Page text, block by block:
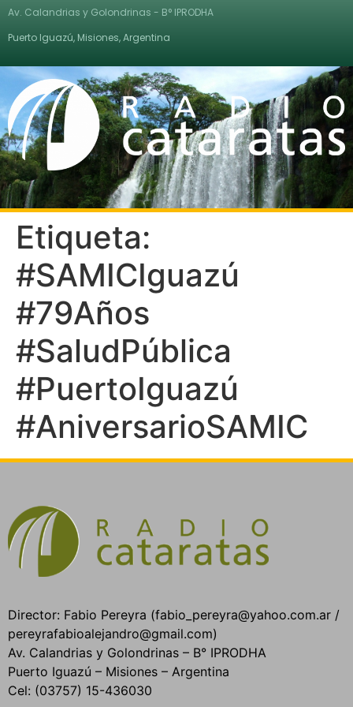
Av. Calandrias y Golondrinas - B° IPRODHA
Puerto Iguazú, Misiones, Argentina
Etiqueta:
#SAMICIguazú
#79Años
#SaludPública
#PuertoIguazú
#AniversarioSAMIC
Director: Fabio Pereyra (fabio_pereyra@yahoo.com.ar /
pereyrafabioalejandro@gmail.com)
Av. Calandrias y Golondrinas – B° IPRODHA
Puerto Iguazú – Misiones – Argentina
Cel: (03757) 15-436030